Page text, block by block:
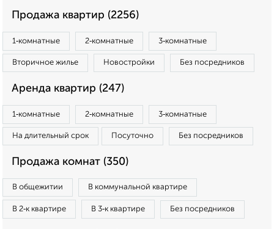
Продажа квартир (2256)
1‑комнатные 2‑комнатные 3‑комнатные
Вторичное жилье Новостройки Без посредников
Аренда квартир (247)
1‑комнатные 2‑комнатные 3‑комнатные
На длительный срок Посуточно Без посредников
Продажа комнат (350)
В общежитии В коммунальной квартире
В 2‑к квартире В 3‑к квартире Без посредников